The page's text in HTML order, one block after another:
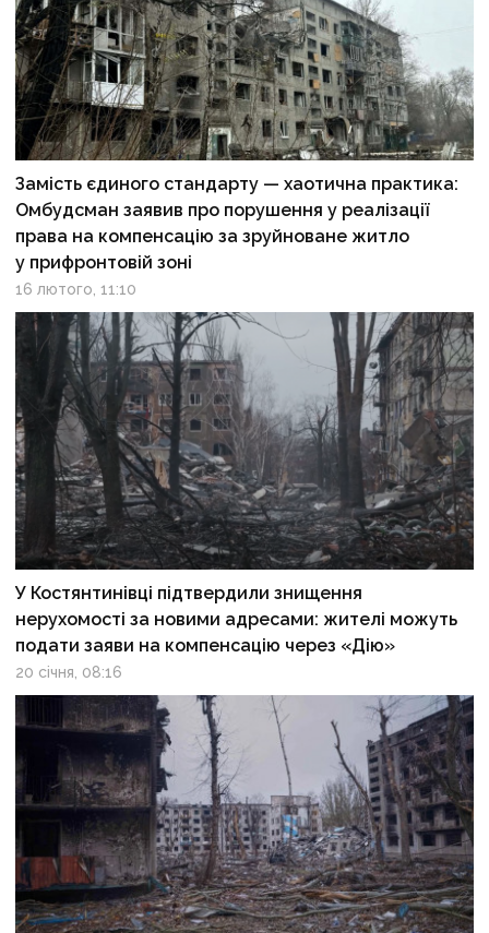
Замість єдиного стандарту — хаотична практика:
Омбудсман заявив про порушення у реалізації
права на компенсацію за зруйноване житло
у прифронтовій зоні
16 лютого, 11:10
У Костянтинівці підтвердили знищення
нерухомості за новими адресами: жителі можуть
подати заяви на компенсацію через «Дію»
20 січня, 08:16